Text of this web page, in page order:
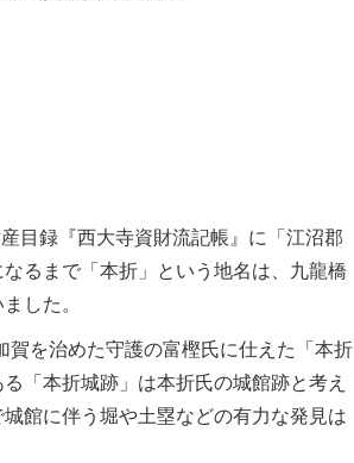
目録『西大寺資財流記帳』に「江沼郡
るまで「本折」という地名は、九龍橋
した。
を治めた守護の富樫氏に仕えた「本折
「本折城跡」は本折氏の城館跡と考え
館に伴う堀や土塁などの有力な発見は